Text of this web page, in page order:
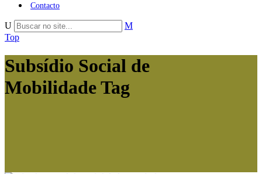
Contacto
Top
Subsídio Social de
Mobilidade Tag